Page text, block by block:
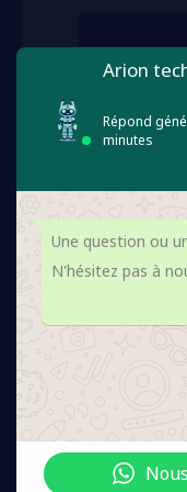
Arion
Répond
minutes
Une question ou
N'hésitez pas à